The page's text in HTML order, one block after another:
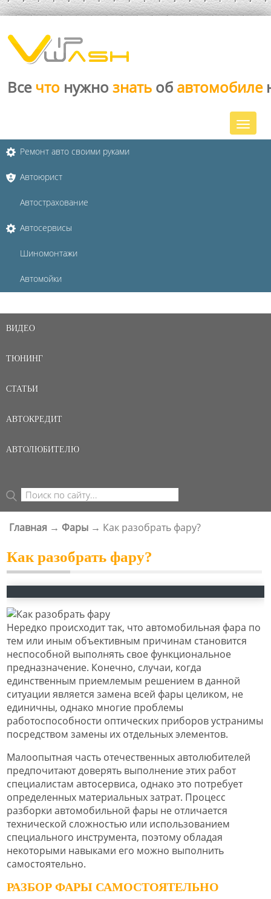
Все что нужно знать об автомобиле
Ремонт авто своими руками
Автоюрист
Автострахование
Автосервисы
Шиномонтажи
Автомойки
ВИДЕО
ТЮНИНГ
СТАТЬИ
АВТОКРЕДИТ
АВТОЛЮБИТЕЛЮ
ФОРМА ПОИСКА
Поиск
Главная → Фары → Как разобрать фару?
Как разобрать фару?
Нередко происходит так, что автомобильная фара по
тем или иным объективным причинам становится
неспособной выполнять свое функциональное
предназначение. Конечно, случаи, когда
единственным приемлемым решением в данной
ситуации является замена всей фары целиком, не
единичны, однако многие проблемы
работоспособности оптических приборов устранимы
посредством замены их отдельных элементов.
Малоопытная часть отечественных автолюбителей
предпочитают доверять выполнение этих работ
специалистам автосервиса, однако это потребует
определенных материальных затрат. Процесс
разборки автомобильной фары не отличается
технической сложностью или использованием
специального инструмента, поэтому обладая
некоторыми навыками его можно выполнить
самостоятельно.
РАЗБОР ФАРЫ САМОСТОЯТЕЛЬНО